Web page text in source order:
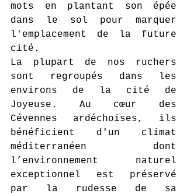
mots en plantant son épée
dans le sol pour marquer
l'emplacement de la future
cité.
La plupart de nos ruchers
sont regroupés dans les
environs de la cité de
Joyeuse. Au cœur des
Cévennes ardéchoises, ils
bénéficient d'un climat
méditerranéen dont
l’environnement naturel
exceptionnel est préservé
par la rudesse de sa